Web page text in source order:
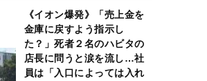
《イオン爆発》「売上金を
金庫に戻すよう指示し
た？」死者２名のハビタの
店長に問うと涙を流し…社
員は「入口によっては入れ